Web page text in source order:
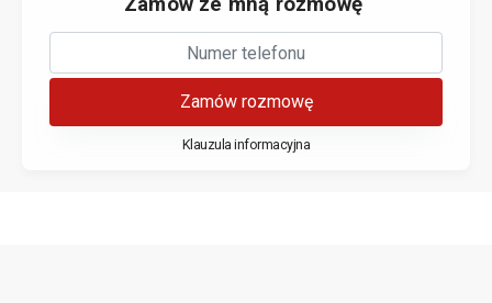
Zamów rozmowę
Klauzula informacyjna